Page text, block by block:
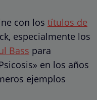
con los títulos de
especialmente los
Bass para
en los años
ejemplos